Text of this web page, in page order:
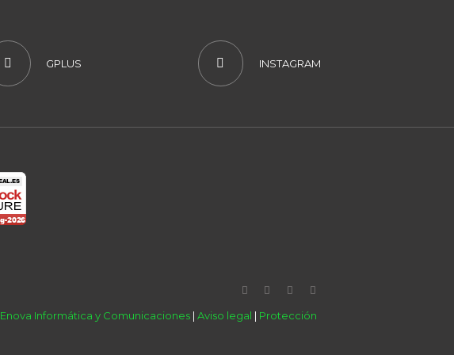
GPLUS INSTAGRAM
Enova Informática y Comunicaciones | Aviso legal | Protección